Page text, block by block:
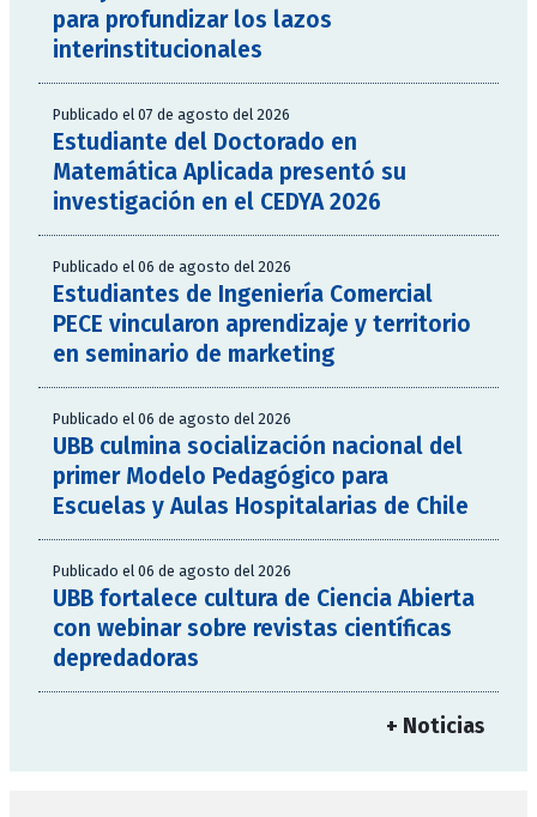
para profundizar los lazos
interinstitucionales
Publicado el 07 de agosto del 2026
Estudiante del Doctorado en
Matemática Aplicada presentó su
investigación en el CEDYA 2026
Publicado el 06 de agosto del 2026
Estudiantes de Ingeniería Comercial
PECE vincularon aprendizaje y territorio
en seminario de marketing
Publicado el 06 de agosto del 2026
UBB culmina socialización nacional del
primer Modelo Pedagógico para
Escuelas y Aulas Hospitalarias de Chile
Publicado el 06 de agosto del 2026
UBB fortalece cultura de Ciencia Abierta
con webinar sobre revistas científicas
depredadoras
+ Noticias